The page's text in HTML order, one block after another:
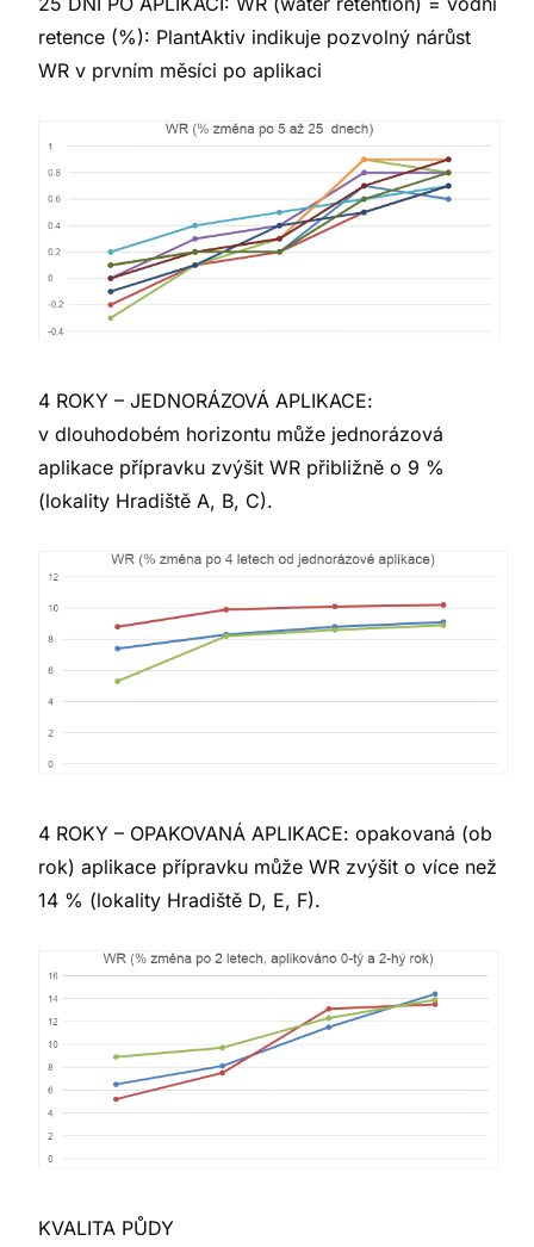
retence (%): PlantAktiv indikuje pozvolný nárůst
WR v prvním měsíci po aplikaci
4 ROKY – JEDNORÁZOVÁ APLIKACE:
v dlouhodobém horizontu může jednorázová
aplikace přípravku zvýšit WR přibližně o 9 %
(lokality Hradiště A, B, C).
4 ROKY – OPAKOVANÁ APLIKACE: opakovaná (ob
rok) aplikace přípravku může WR zvýšit o více než
14 % (lokality Hradiště D, E, F).
KVALITA PŮDY